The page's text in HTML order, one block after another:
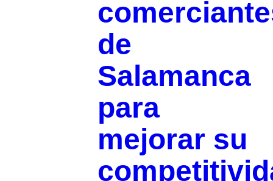
de
Salamanca
para
mejorar su